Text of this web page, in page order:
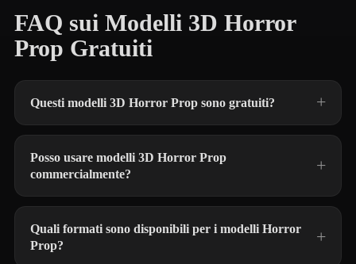
FAQ sui Modelli 3D Horror
Prop Gratuiti
Questi modelli 3D Horror Prop sono gratuiti?
Posso usare modelli 3D Horror Prop
commercialmente?
Quali formati sono disponibili per i modelli Horror
Prop?